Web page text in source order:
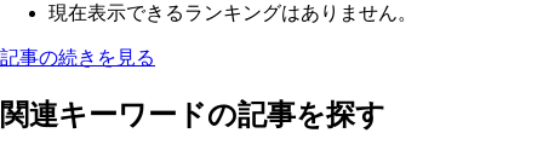
現在表示できるランキングはありません。
記事の続きを見る
関連キーワードの記事を探す